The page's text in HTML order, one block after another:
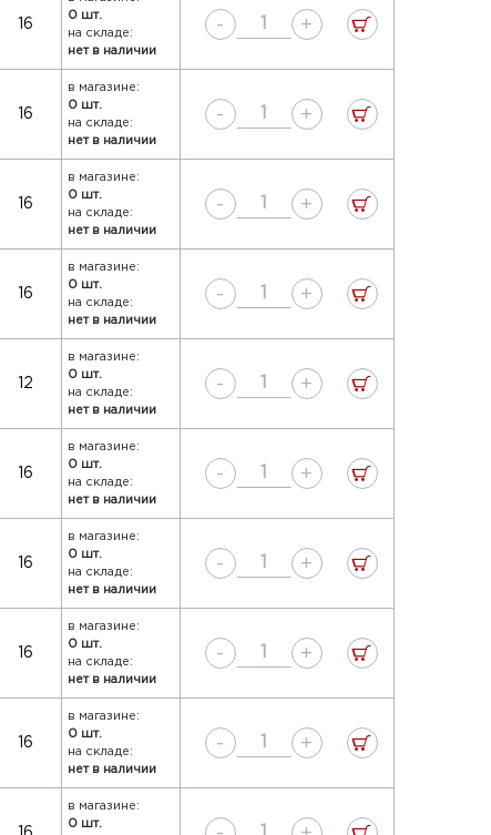
16
0 шт.
на складе:
нет в наличии
- +
16
в магазине:
0 шт.
на складе:
нет в наличии
- +
16
в магазине:
0 шт.
на складе:
нет в наличии
- +
16
в магазине:
0 шт.
на складе:
нет в наличии
- +
12
в магазине:
0 шт.
на складе:
нет в наличии
- +
16
в магазине:
0 шт.
на складе:
нет в наличии
- +
16
в магазине:
0 шт.
на складе:
нет в наличии
- +
16
в магазине:
0 шт.
на складе:
нет в наличии
- +
16
в магазине:
0 шт.
на складе:
нет в наличии
- +
16
в магазине:
0 шт.